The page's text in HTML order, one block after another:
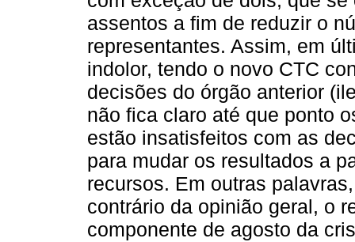
assentos a fim de reduzir o
representantes. Assim, em
indolor, tendo o novo CTC
decisões do órgão anterior
não fica claro até que ponto
estão insatisfeitos com as
para mudar os resultados a
recursos. Em outras
contrário da opinião geral, o
componente de agosto da